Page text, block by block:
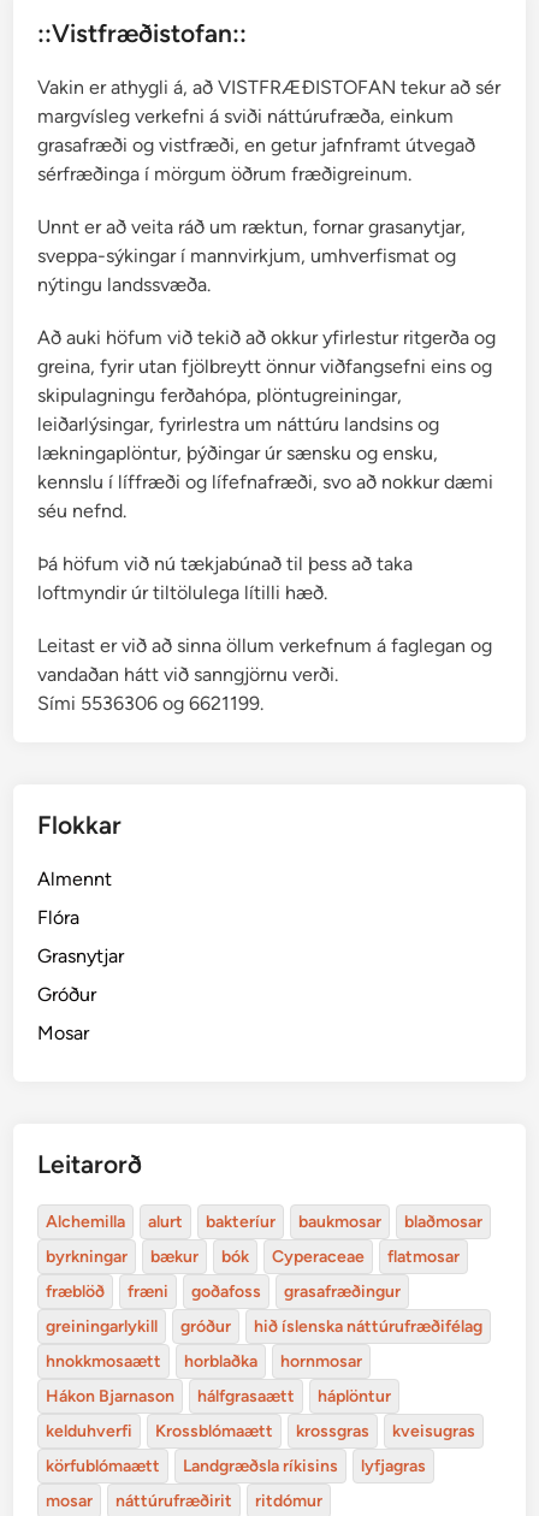
::Vistfræðistofan::
Vakin er athygli á, að VISTFRÆÐISTOFAN tekur að sér
margvísleg verkefni á sviði náttúrufræða, einkum
grasafræði og vistfræði, en getur jafnframt útvegað
sérfræðinga í mörgum öðrum fræðigreinum.
Unnt er að veita ráð um ræktun, fornar grasanytjar,
sveppa-sýkingar í mannvirkjum, umhverfismat og
nýtingu landssvæða.
Að auki höfum við tekið að okkur yfirlestur ritgerða og
greina, fyrir utan fjölbreytt önnur viðfangsefni eins og
skipulagningu ferðahópa, plöntugreiningar,
leiðarlýsingar, fyrirlestra um náttúru landsins og
lækningaplöntur, þýðingar úr sænsku og ensku,
kennslu í líffræði og lífefnafræði, svo að nokkur dæmi
séu nefnd.
Þá höfum við nú tækjabúnað til þess að taka
loftmyndir úr tiltölulega lítilli hæð.
Leitast er við að sinna öllum verkefnum á faglegan og
vandaðan hátt við sanngjörnu verði.
Sími 5536306 og 6621199.
Flokkar
Almennt
Flóra
Grasnytjar
Gróður
Mosar
Leitarorð
Alchemilla alurt bakteríur baukmosar
blaðmosar
byrkningar
bækur bók Cyperaceae
flatmosar
fræblöð
fræni goðafoss
grasafræðingur
greiningarlykill
gróður
hið íslenska náttúrufræðifélag
hnokkmosaætt
horblaðka
hornmosar
Hákon Bjarnason
hálfgrasaætt
háplöntur
kelduhverfi
Krossblómaætt krossgras
kveisugras
körfublómaætt
Landgræðsla ríkisins
lyfjagras
mosar
náttúrufræðirit ritdómur